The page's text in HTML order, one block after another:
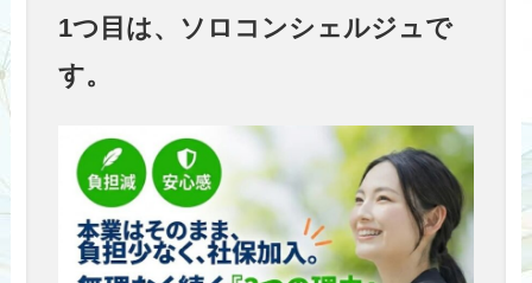
1つ目は、ソロコンシェルジュで
す。